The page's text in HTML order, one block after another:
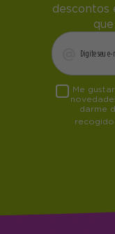
descontos
Me
darme
recogido